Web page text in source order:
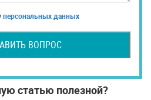
персональных данных
ВОПРОС
статью полезной?